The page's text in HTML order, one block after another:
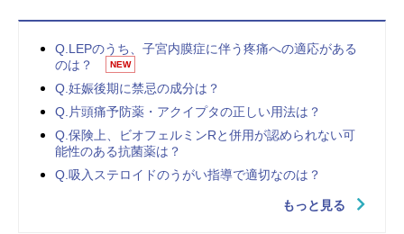
Q.LEPのうち、子宮内膜症に伴う疼痛への適応がある
のは？
NEW
Q.妊娠後期に禁忌の成分は？
Q.片頭痛予防薬・アクイプタの正しい用法は？
Q.保険上、ビオフェルミンRと併用が認められない可
能性のある抗菌薬は？
Q.吸入ステロイドのうがい指導で適切なのは？
もっと見る